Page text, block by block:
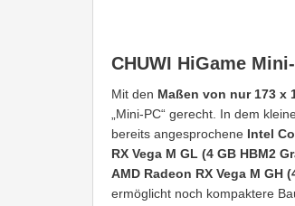
CHUWI HiGame
Mit den Maßen von nur 173 x
„Mini-PC“ gerecht. In dem
bereits angesprochene Intel
RX Vega M GL (4 GB HBM2
AMD Radeon RX Vega M GH
ermöglicht noch kompaktere